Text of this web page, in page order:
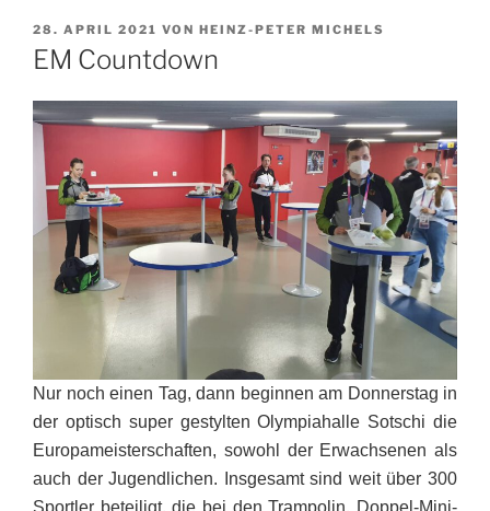
VERÖFFENTLICHT
AM
28. APRIL 2021 VON HEINZ-PETER MICHELS
EM Countdown
Nur noch einen Tag, dann beginnen am Donnerstag in
der optisch super gestylten Olympiahalle Sotschi die
Europameisterschaften, sowohl der Erwachsenen als
auch der Jugendlichen. Insgesamt sind weit über 300
Sportler beteiligt, die bei den Trampolin, Doppel-Mini-